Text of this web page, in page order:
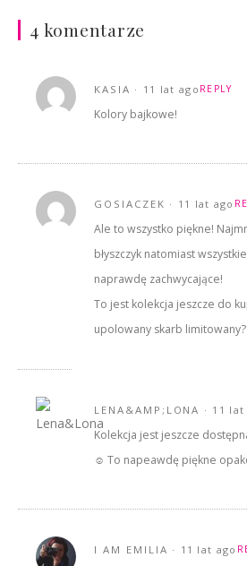
4 komentarze
KASIA 11 lat ago REPLY
Kolory bajkowe!
GOSIACZEK 11 lat ago
Ale to wszystko piękne!
błyszczyk natomiast
naprawdę zachwycające!
To jest kolekcja jeszcze do
upolowany skarb limitowany?
LENA&AMP;LONA 11 lat
Kolekcja jest jeszcze
☺️ To napeawdę piękne
I AM EMILIA 11 lat ago